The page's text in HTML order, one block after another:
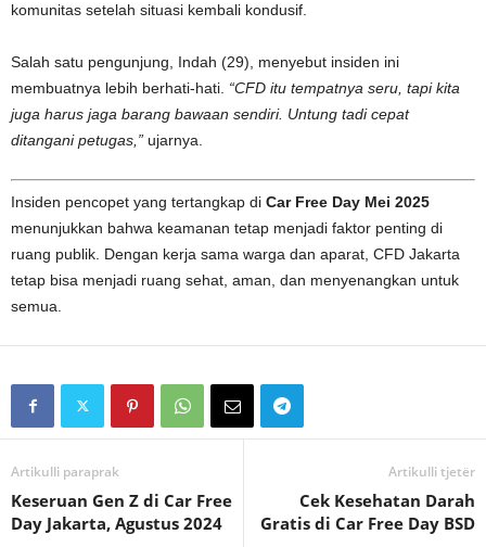
komunitas setelah situasi kembali kondusif.
Salah satu pengunjung, Indah (29), menyebut insiden ini
membuatnya lebih berhati-hati. “CFD itu tempatnya seru, tapi kita
juga harus jaga barang bawaan sendiri. Untung tadi cepat
ditangani petugas,” ujarnya.
Insiden pencopet yang tertangkap di Car Free Day Mei 2025
menunjukkan bahwa keamanan tetap menjadi faktor penting di
ruang publik. Dengan kerja sama warga dan aparat, CFD Jakarta
tetap bisa menjadi ruang sehat, aman, dan menyenangkan untuk
semua.
Artikulli paraprak
Keseruan Gen Z di Car Free
Day Jakarta, Agustus 2024
Artikulli tjetër
Cek Kesehatan Darah
Gratis di Car Free Day BSD